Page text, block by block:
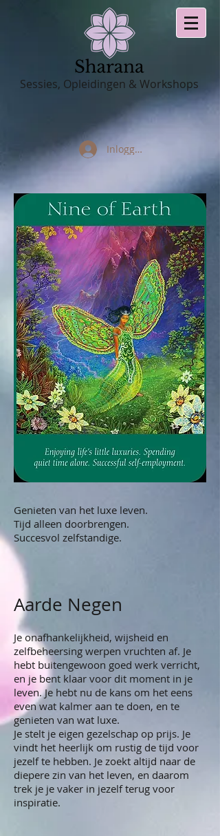
Sessies, Opleidingen & Workshops
Inloggen
Genieten van het luxe leven.
Tijd alleen doorbrengen.
Succesvol zelfstandige.
Aarde Negen
Je onafhankelijkheid, wijsheid en
zelfbeheersing werpen vruchten af. Je
hebt buitengewoon goed werk verricht,
en je bent klaar voor dit moment in je
leven. Je hebt nu de kans om het eens
even wat kalmer aan te doen, en te
genieten van wat luxe.
Je stelt je eigen gezelschap op prijs. Je
vindt het heerlijk om rustig de tijd voor
jezelf te hebben. Je zoekt altijd naar de
diepere zin van het leven, en daarom
trek je je vaker in jezelf terug voor
inspiratie.